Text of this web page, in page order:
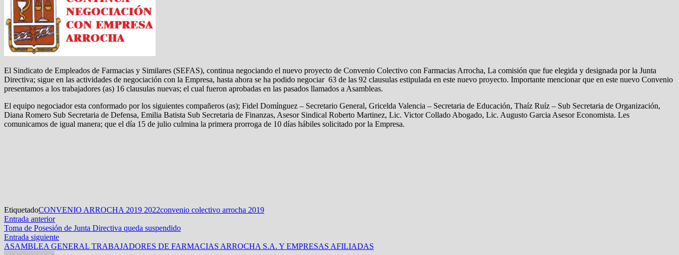
El Sindicato de Empleados de Farmacias y Similares (SEFAS), continua negociando el nuevo proyecto de Convenio Colectivo con Farmacias Arrocha, La comisión que fue elegida y designada por la Junta
Directiva; sigue en las actividades de negociación con la Empresa, hasta ahora se ha podido negociar 63 de las 92 clausulas estipulada en este nuevo proyecto. Importante mencionar que en este nuevo Convenio
presentamos a los trabajadores (as) 16 clausulas nuevas; el cual fueron aprobadas en las pasados llamados a Asambleas.
El equipo negociador esta conformado por los siguientes compañeros (as); Fidel Domínguez – Secretario General, Gricelda Valencia – Secretaria de Educación, Thaíz Ruíz – Sub Secretaria de Organización,
Diana Romero Sub Secretaria de Defensa, Emilia Batista Sub Secretaria de Finanzas, Asesor Sindical Roberto Martinez, Lic. Victor Collado Abogado, Lic. Augusto Garcia Asesor Economista. Les
comunicamos de igual manera; que el día 15 de julio culmina la primera prorroga de 10 días hábiles solicitado por la Empresa.
EtiquetadoCONVENIO ARROCHA 2019 2022convenio colectivo arrocha 2019
Navegación
de
entradas
Entrada anteriorEntrada
anterior:
Toma de Posesión de Junta Directiva queda suspendido
Entrada siguienteEntrada
siguiente:
ASAMBLEA GENERAL TRABAJADORES DE FARMACIAS ARROCHA S.A. Y EMPRESAS AFILIADAS